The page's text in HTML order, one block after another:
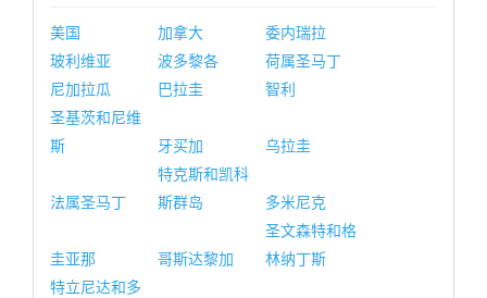
美国 加拿大
委内瑞拉
玻利维亚
波多黎各
荷属圣马丁
尼加拉瓜
巴拉圭
智利
圣基茨和尼维
斯
牙买加 乌拉圭
法属圣马丁
特克斯和凯科
斯群岛
多米尼克
圭亚那 哥斯达黎加
圣文森特和格
林纳丁斯
特立尼达和多